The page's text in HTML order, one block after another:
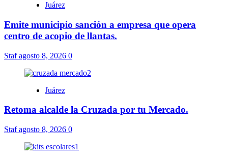
Juárez
Emite municipio sanción a empresa que opera
centro de acopio de llantas.
Stafagosto 8, 2026 0
Juárez
Retoma alcalde la Cruzada por tu Mercado.
Stafagosto 8, 2026 0